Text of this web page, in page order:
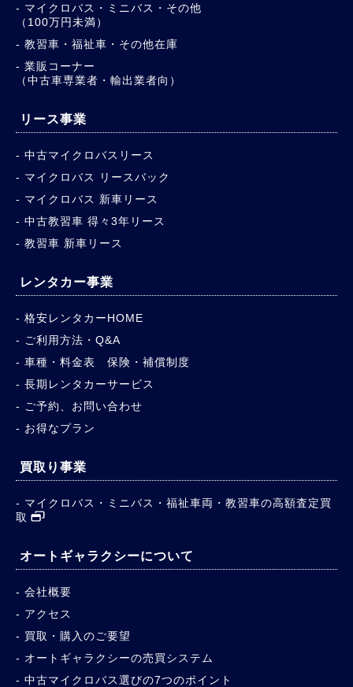
マイクロバス・ミニバス・その他
（100万円未満）
教習車・福祉車・その他在庫
業販コーナー
（中古車専業者・輸出業者向）
リース事業
中古マイクロバスリース
マイクロバス リースバック
マイクロバス 新車リース
中古教習車 得々3年リース
教習車 新車リース
レンタカー事業
格安レンタカーHOME
ご利用方法・Q&A
車種・料金表 保険・補償制度
長期レンタカーサービス
ご予約、お問い合わせ
お得なプラン
買取り事業
マイクロバス・ミニバス・福祉車両・教習車の高額査定買
取
オートギャラクシーについて
会社概要
アクセス
買取・購入のご要望
オートギャラクシーの売買システム
中古マイクロバス選びの7つのポイント